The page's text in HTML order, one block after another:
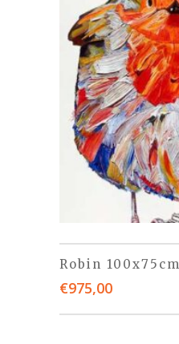
Robin 100x75cm
€975,00